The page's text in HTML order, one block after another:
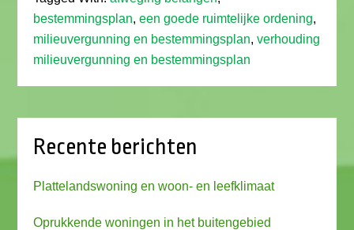
bestemmingsplan,een goede ruimtelijke ordening,
milieuvergunning en bestemmingsplan,verhouding
milieuvergunning en bestemmingsplan
Recente berichten
Plattelandswoning en woon- en leefklimaat
Oprukkende woningen in het buitengebied